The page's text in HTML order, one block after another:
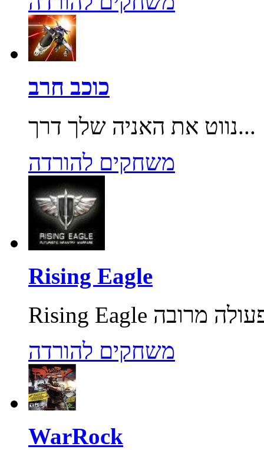
כוכב חרב
נווט את האניה שלך דרך...
משחקים להורדה
Rising Eagle
משחקים להורדה
WarRock